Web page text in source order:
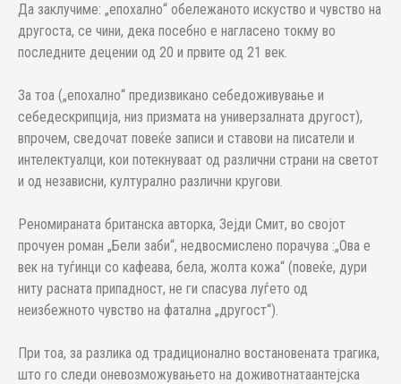
Да заклучиме: „епохално“ обележаното искуство и чувство на
другоста, се чини, дека посебно е нагласено токму во
последните децении од 20 и првите од 21 век.
За тоа („епохално“ предизвикано себедоживување и
себедескрипција, низ призмата на универзалната другост),
впрочем, сведочат повеќе записи и ставови на писатели и
интелектуалци, кои потекнуваат од различни страни на светот
и од независни, културално различни кругови.
Реномираната британска авторка, Зејди Смит, во својот
прочуен роман „Бели заби“, недвосмислено порачува :„Ова е
век на туѓинци со кафеава, бела, жолта кожа“ (повеќе, дури
ниту расната припадност, не ги спасува луѓето од
неизбежното чувство на фатална „другост“).
При тоа, за разлика од традиционално востановената трагика,
што го следи оневозможувањето на доживотнатаантејска